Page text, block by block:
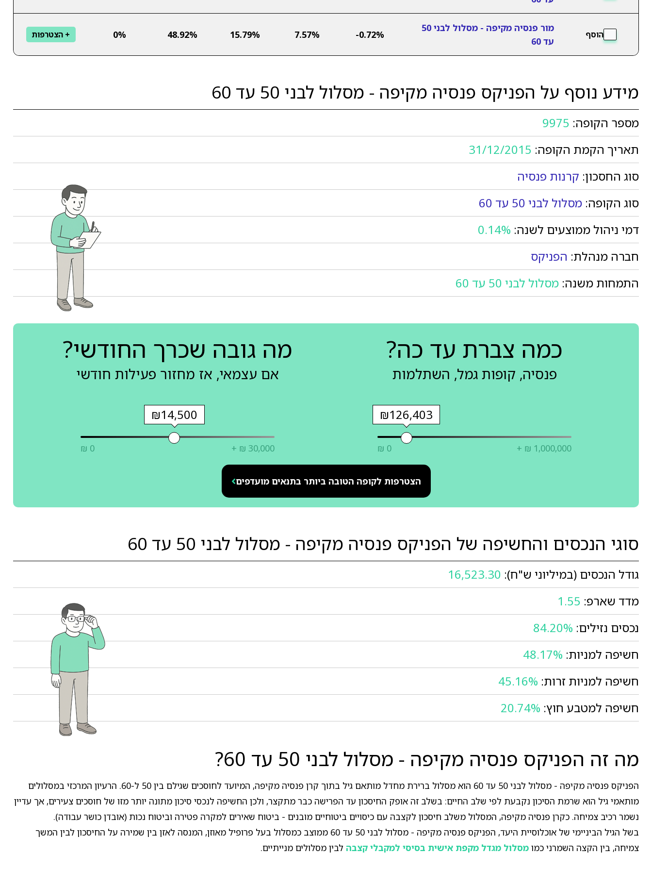
הוסף
מור פנסיה מקיפה - מסלול לבני 50
עד 60
-0.72%
7.57%
15.79%
48.92%
0% + הצטרפות
מידע נוסף על הפניקס פנסיה מקיפה - מסלול לבני 50 עד 60
מספר הקופה: 9975
תאריך הקמת הקופה: 31/12/2015
סוג החסכון: קרנות פנסיה
סוג הקופה: מסלול לבני 50 עד 60
דמי ניהול ממוצעים לשנה: 0.14%
חברה מנהלת: הפניקס
התמחות משנה: מסלול לבני 50 עד 60
כמה צברת עד כה?
פנסיה, קופות גמל, השתלמות
₪126,403
₪ 0 + ₪ 1,000,000
מה גובה שכרך החודשי?
אם עצמאי, אז מחזור פעילות חודשי
₪14,500
₪ 0 + ₪ 30,000
הצטרפות לקופה הטובה ביותר בתנאים מועדפים
סוגי הנכסים והחשיפה של הפניקס פנסיה מקיפה - מסלול לבני 50 עד 60
גודל הנכסים (במיליוני ש"ח): 16,523.30
מדד שארפ: 1.55
נכסים נזילים: 84.20%
חשיפה למניות: 48.17%
חשיפה למניות זרות: 45.16%
חשיפה למטבע חוץ: 20.74%
מה זה הפניקס פנסיה מקיפה - מסלול לבני 50 עד 60?
הפניקס פנסיה מקיפה - מסלול לבני 50 עד 60 הוא מסלול ברירת מחדל מותאם גיל בתוך קרן פנסיה מקיפה, המיועד לחוסכים שגילם בין 50 ל-60. הרעיון המרכזי במסלולים
מותאמי גיל הוא שרמת הסיכון נקבעת לפי שלב החיים: בשלב זה אופק החיסכון עד הפרישה כבר מתקצר, ולכן החשיפה לנכסי סיכון מתונה יותר מזו של חוסכים צעירים, אך עדיין
נשמר רכיב צמיחה. כקרן פנסיה מקיפה, המסלול משלב חיסכון לקצבה עם כיסויים ביטוחיים מובנים - ביטוח שאירים למקרה פטירה וביטוח נכות (אובדן כושר עבודה).
בשל הגיל הביניימי של אוכלוסיית היעד, הפניקס פנסיה מקיפה - מסלול לבני 50 עד 60 ממוצב כמסלול בעל פרופיל מאוזן, המנסה לאזן בין שמירה על החיסכון לבין המשך
צמיחה, בין הקצה השמרני כמו מסלול מגדל מקפת אישית בסיסי למקבלי קצבהלבין מסלולים מנייתיים.